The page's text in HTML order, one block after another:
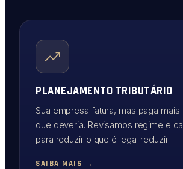
PLANEJAMENTO TRIBUTÁRIO
Sua empresa fatura, mas paga
que deveria. Revisamos regime e
para reduzir o que é legal reduzir.
SAIBA MAIS →